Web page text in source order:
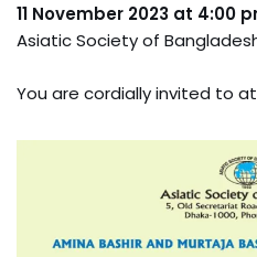
11 November 2023 at 4:00
Asiatic Society of
You are cordially invited to